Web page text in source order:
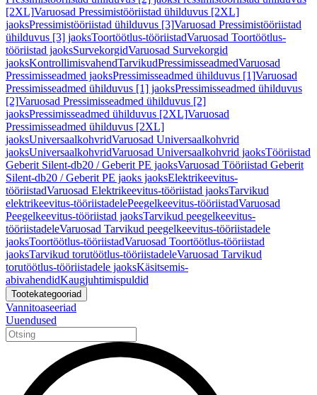
[2XL]Varuosad Pressimistööriistad ühilduvus [2XL]
jaoksPressimistööriistad ühilduvus [3]Varuosad Pressimistööriistad
ühilduvus [3] jaoksToortöötlus-tööriistadVaruosad Toortöötlus-
tööriistad jaoksSurvekorgidVaruosad Survekorgid
jaoksKontrollimisvahendTarvikudPressimisseadmedVaruosad
Pressimisseadmed jaoksPressimisseadmed ühilduvus [1]Varuosad
Pressimisseadmed ühilduvus [1] jaoksPressimisseadmed ühilduvus
[2]Varuosad Pressimisseadmed ühilduvus [2]
jaoksPressimisseadmed ühilduvus [2XL]Varuosad
Pressimisseadmed ühilduvus [2XL]
jaoksUniversaalkohvridVaruosad Universaalkohvrid
jaoksUniversaalkohvridVaruosad Universaalkohvrid jaoksTööriistad
Geberit Silent-db20 / Geberit PE jaoksVaruosad Tööriistad Geberit
Silent-db20 / Geberit PE jaoks jaoksElektrikeevitus-
tööriistadVaruosad Elektrikeevitus-tööriistad jaoksTarvikud
elektrikeevitus-tööriistadelePeegelkeevitus-tööriistadVaruosad
Peegelkeevitus-tööriistad jaoksTarvikud peegelkeevitus-
tööriistadeleVaruosad Tarvikud peegelkeevitus-tööriistadele
jaoksToortöötlus-tööriistadVaruosad Toortöötlus-tööriistad
jaoksTarvikud torutöötlus-tööriistadeleVaruosad Tarvikud
torutöötlus-tööriistadele jaoksKäsitsemis-
abivahendidKaugjuhtimispuldid
Tootekategooriad
Vannitoaseeriad
Uuendused